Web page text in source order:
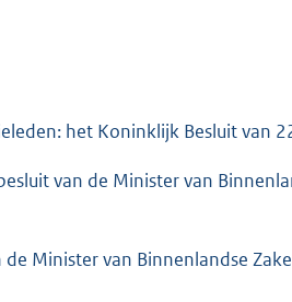
het Koninklijk Besluit van
van de Minister van
Minister van Binnenlandse